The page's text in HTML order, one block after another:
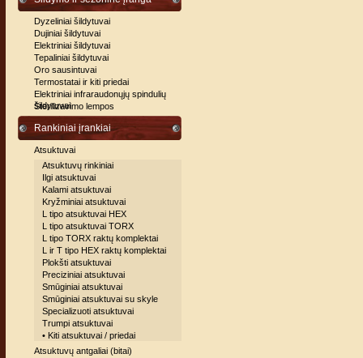
Dyzeliniai šildytuvai
Dujiniai šildytuvai
Elektriniai šildytuvai
Tepaliniai šildytuvai
Oro sausintuvai
Termostatai ir kiti priedai
Elektriniai infraraudonųjų spindulių
šildytuvai
Sterilizavimo lempos
Rankiniai įrankiai
Atsuktuvai
Atsuktuvų rinkiniai
Ilgi atsuktuvai
Kalami atsuktuvai
Kryžminiai atsuktuvai
L tipo atsuktuvai HEX
L tipo atsuktuvai TORX
L tipo TORX raktų komplektai
L ir T tipo HEX raktų komplektai
Plokšti atsuktuvai
Preciziniai atsuktuvai
Smūginiai atsuktuvai
Smūginiai atsuktuvai su skyle
Specializuoti atsuktuvai
Trumpi atsuktuvai
• Kiti atsuktuvai / priedai
Atsuktuvų antgaliai (bitai)